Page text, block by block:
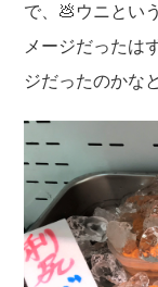
で、💩ウニとい
メージだったは
ジだったのかな